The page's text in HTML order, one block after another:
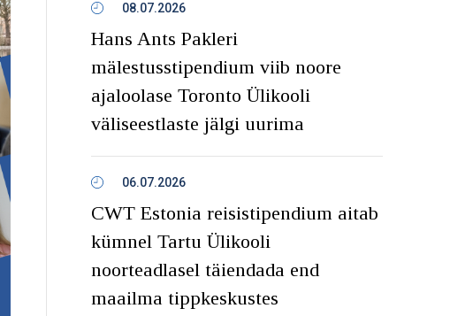
08.07.2026
Hans Ants Pakleri
mälestusstipendium viib noore
ajaloolase Toronto Ülikooli
väliseestlaste jälgi uurima
06.07.2026
CWT Estonia reisistipendium aitab
kümnel Tartu Ülikooli
noorteadlasel täiendada end
maailma tippkeskustes